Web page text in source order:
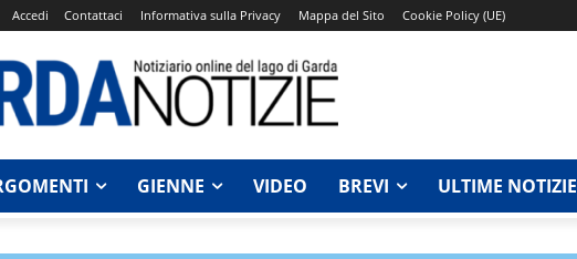
Accedi Contattaci Informativa sulla Privacy Mappa del Sito Cookie Policy (UE)
GIENNE VIDEO BREVI ULTIME NOTIZIE